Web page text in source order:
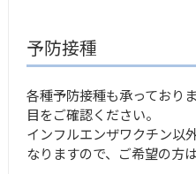
予防接種
各種予防接種も承っており
目をご確認ください。
インフルエンザワクチン以
なりますので、ご希望の方